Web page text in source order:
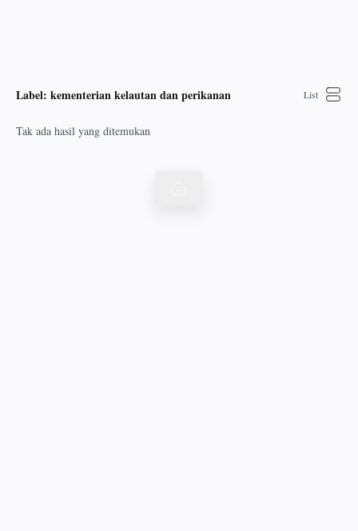
Label: kementerian kelautan dan perikanan
Tak ada hasil yang ditemukan